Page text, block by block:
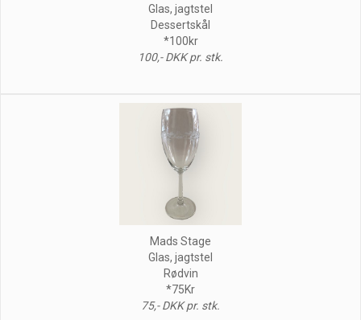
Glas, jagtstel
Dessertskål
*100kr
100,- DKK pr. stk.
Mads Stage
Glas, jagtstel
Rødvin
*75Kr
75,- DKK pr. stk.